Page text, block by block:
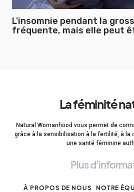
L'insomnie pendant la
fréquente, mais elle peut
La féminité
Natural Womanhood vous permet de
grâce à la sensibilisation à la fertilité, à la
une santé féminine
Plus
À PROPOS DE NOUS NOTRE